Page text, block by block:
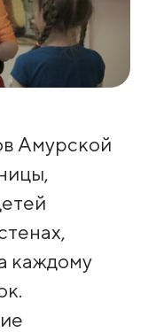
Амурской
каждому